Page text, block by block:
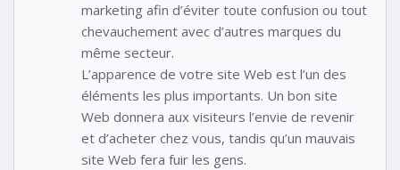
marketing afin d’éviter toute confusion ou tout
chevauchement avec d’autres marques du
même secteur.
L’apparence de votre site Web est l’un des
éléments les plus importants. Un bon site
Web donnera aux visiteurs l’envie de revenir
et d’acheter chez vous, tandis qu’un mauvais
site Web fera fuir les gens.